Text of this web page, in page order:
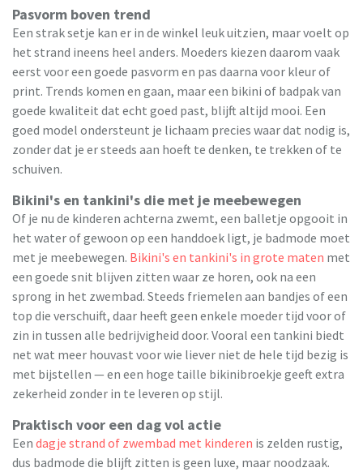
Pasvorm boven trend
Een strak setje kan er in de winkel leuk uitzien, maar voelt op
het strand ineens heel anders. Moeders kiezen daarom vaak
eerst voor een goede pasvorm en pas daarna voor kleur of
print. Trends komen en gaan, maar een bikini of badpak van
goede kwaliteit dat echt goed past, blijft altijd mooi. Een
goed model ondersteunt je lichaam precies waar dat nodig is,
zonder dat je er steeds aan hoeft te denken, te trekken of te
schuiven.
Bikini's en tankini's die met je meebewegen
Of je nu de kinderen achterna zwemt, een balletje opgooit in
het water of gewoon op een handdoek ligt, je badmode moet
met je meebewegen. Bikini's en tankini's in grote maten met
een goede snit blijven zitten waar ze horen, ook na een
sprong in het zwembad. Steeds friemelen aan bandjes of een
top die verschuift, daar heeft geen enkele moeder tijd voor of
zin in tussen alle bedrijvigheid door. Vooral een tankini biedt
net wat meer houvast voor wie liever niet de hele tijd bezig is
met bijstellen — en een hoge taille bikinibroekje geeft extra
zekerheid zonder in te leveren op stijl.
Praktisch voor een dag vol actie
Een dagje strand of zwembad met kinderen is zelden rustig,
dus badmode die blijft zitten is geen luxe, maar noodzaak.